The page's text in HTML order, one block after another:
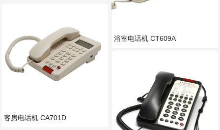
客房电话机 CA701D
浴室电话机 CT609A